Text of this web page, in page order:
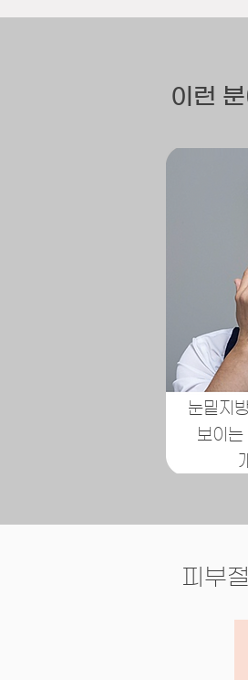
이런 분
눈밑지
보이
피부